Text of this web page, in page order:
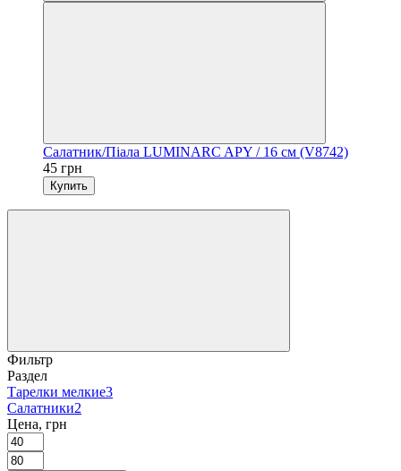
Салатник/Піала LUMINARC APY / 16 см (V8742)
45 грн
Купить
Фильтр
Раздел
Тарелки мелкие3
Салатники2
Цена, грн